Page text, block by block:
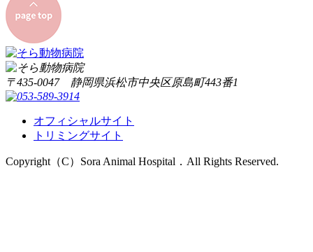
〒435-0047 静岡県浜松市中央区原島町443番1
オフィシャルサイト
トリミングサイト
Copyright（C）Sora Animal Hospital．All Rights Reserved.